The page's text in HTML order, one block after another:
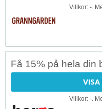
Villkor: -.
Få 15% på hela din
VISA
Villkor: -.